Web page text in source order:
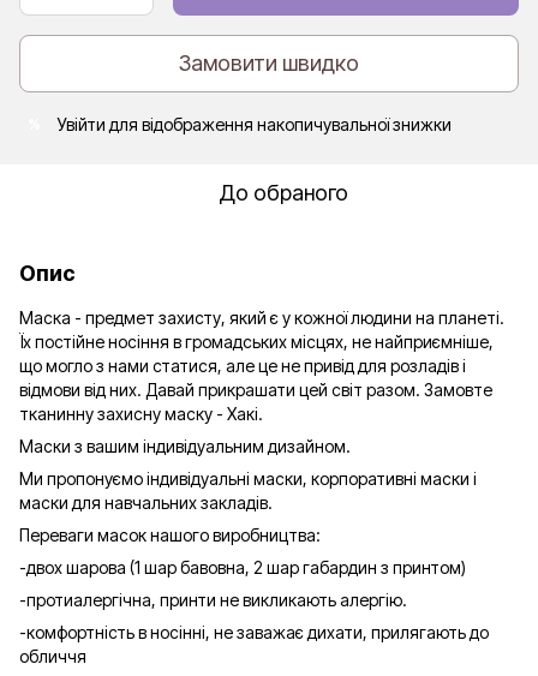
Замовити швидко
Увійти для відображення накопичувальної знижки
До обраного
Опис
Маска - предмет захисту, який є у кожної людини на планеті.
Їх постійне носіння в громадських місцях, не найприємніше,
що могло з нами статися, але це не привід для розладів і
відмови від них. Давай прикрашати цей світ разом. Замовте
тканинну захисну маску - Хакі.
Маски з вашим індивідуальним дизайном.
Ми пропонуємо індивідуальні маски, корпоративні маски і
маски для навчальних закладів.
Переваги масок нашого виробництва:
-двох шарова (1 шар бавовна, 2 шар габардин з принтом)
-протиалергічна, принти не викликають алергію.
-комфортність в носінні, не заважає дихати, прилягають до
обличчя